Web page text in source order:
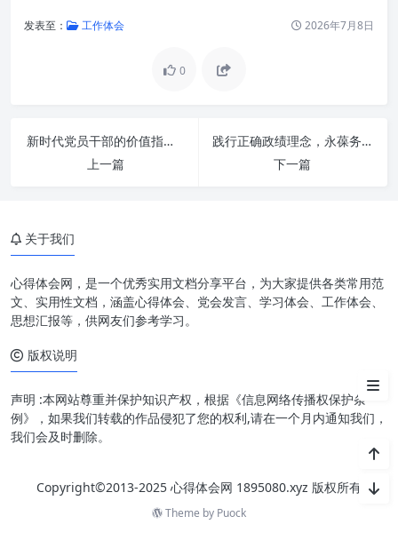
发表至： 工作体会 2026年7月8日
0
新时代党员干部的价值指南：以实干践行政绩观，以初心服务群众
上一篇
践行正确政绩理念，永葆务实清廉作风：新时代高质量发展的核心引擎
下一篇
何谓正确政绩观：不止于数字，
一
挑战与路径：破除桎梏，激发活
关于我们
心得体会网，是一个优秀实用文档分享平台，为大家提供各类常用范
文、实用性文档，涵盖心得体会、党会发言、学习体会、工作体会、
思想汇报等，供网友们参考学习。
版权说明
声明 :本网站尊重并保护知识产权，根据《信息网络传播权保护条
例》，如果我们转载的作品侵犯了您的权利,请在一个月内通知我们，
我们会及时删除。
Copyright©2013-2025 心得体会网 1895080.xyz 版权所有
Theme by Puock